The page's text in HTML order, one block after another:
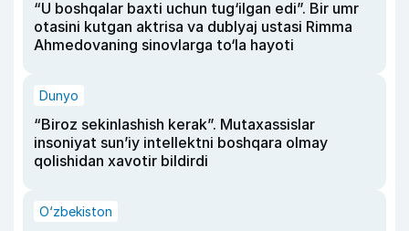
“U boshqalar baxti uchun tug‘ilgan edi”. Bir umr
otasini kutgan aktrisa va dublyaj ustasi Rimma
Ahmedovaning sinovlarga to‘la hayoti
Dunyo
“Biroz sekinlashish kerak”. Mutaxassislar
insoniyat sun’iy intellektni boshqara olmay
qolishidan xavotir bildirdi
O‘zbekiston